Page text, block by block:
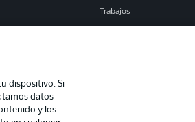
Trabajos
dispositivo. Si
datos
y los